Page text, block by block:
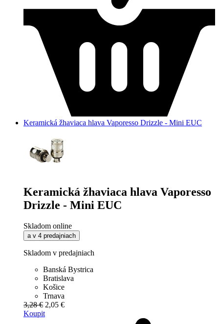
Keramická žhaviaca hlava Vaporesso Drizzle - Mini EUC
Keramická žhaviaca hlava Vaporesso
Drizzle - Mini EUC
Skladom online
a v 4 predajniach
Skladom v predajniach
Banská Bystrica
Bratislava
Košice
Trnava
3,28 € 2,05 €
Koupit